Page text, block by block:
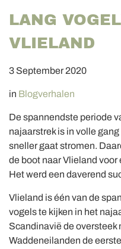
LANG
VLIELAND
3 September 2020
in Blogverhalen
De spannendste periode
najaarstrek is in volle
sneller gaat stromen.
de boot naar Vlieland
Het werd een daverend
Vlieland is één van de
vogels te kijken in het
Scandinavië de oversteek
Waddeneilanden de